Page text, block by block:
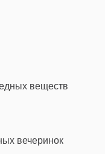
веществ
вечеринок